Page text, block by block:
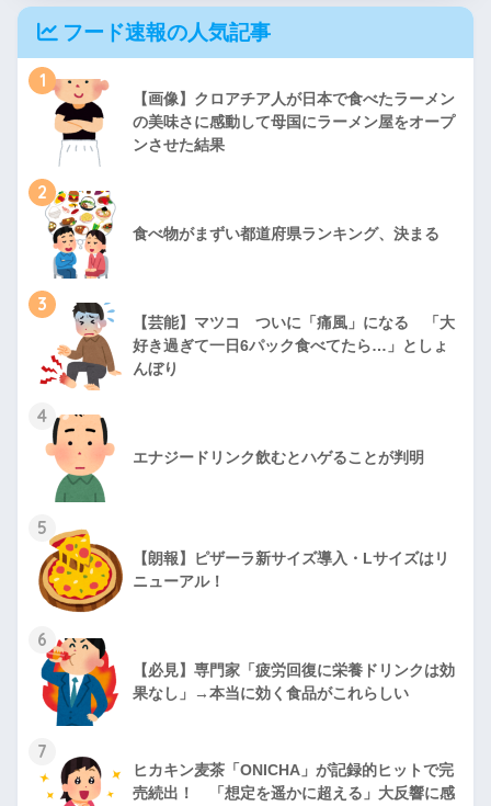
フード速報の人気記事
1
【画像】クロアチア人が日本で食べたラーメン
の美味さに感動して母国にラーメン屋をオープ
ンさせた結果
2
食べ物がまずい都道府県ランキング、決まる
3
【芸能】マツコ ついに「痛風」になる 「大
好き過ぎて一日6パック食べてたら…」としょ
んぼり
4
エナジードリンク飲むとハゲることが判明
5
【朗報】ピザーラ新サイズ導入・Lサイズはリ
ニューアル！
6
【必見】専門家「疲労回復に栄養ドリンクは効
果なし」→本当に効く食品がこれらしい
7
ヒカキン麦茶「ONICHA」が記録的ヒットで完
売続出！ 「想定を遥かに超える」大反響に感